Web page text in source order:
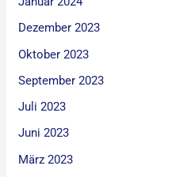
Dezember 2023
Oktober 2023
September 2023
Juli 2023
Juni 2023
März 2023